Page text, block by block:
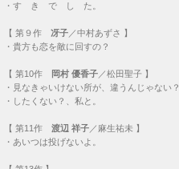
・ す き で し た。
【 第９作 冴子 ／中村あずさ 】
・ 貴方も恋を敵に回すの？
【 第10作 岡村 優香子 ／松田聖子 】
・ 見なきゃいけない所が、違うんじゃない？
・ したくない？、私と。
【 第11作 渡辺 祥子 ／麻生祐未 】
・ あいつは投げないよ。